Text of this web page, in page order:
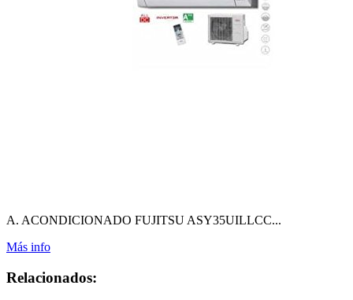
A. ACONDICIONADO FUJITSU ASY35UILLCC...
Más info
Relacionados: